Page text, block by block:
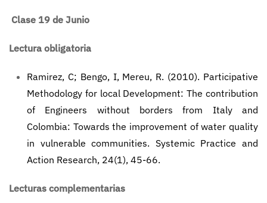
Clase 19 de Junio
Lectura obligatoria
Ramirez, C; Bengo, I, Mereu, R. (2010). Participative
Methodology for local Development: The contribution
of Engineers without borders from Italy and
Colombia: Towards the improvement of water quality
in vulnerable communities. Systemic Practice and
Action Research, 24(1), 45-66.
Lecturas complementarias